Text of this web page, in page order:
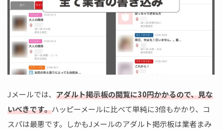
Jメールでは、 アダルト掲示板の閲覧に30円かかるので、見な
いべきです。ハッピーメールに比べて単純に3倍もかかり、コ
スパは最悪です。しかもJメールのアダルト掲示板は業者まみ